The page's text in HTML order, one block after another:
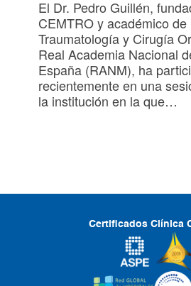
El Dr. Pedro Guillén,
CEMTRO y académico
Traumatología y Cirugía
Real Academia Nacional
España (RANM), ha
recientemente en una
la institución en la que…
Certificados Clínica